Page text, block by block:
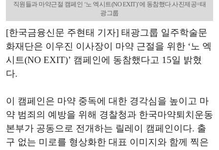
직원들과 마약근절 캠페인 ‘노 엑시트(NO EXIT)’에 동참했다.사진제공=태
광그룹
[한국금융신문 주현태 기자] 태광그룹 일주학술문
화재단은 이우진 이사장이 마약 근절을 위한 ‘노 엑
시트(NO EXIT)’ 캠페인에 동참했다고 15일 밝혔
다.
이 캠페인은 마약 중독에 대한 경각심을 높이고 마
약 범죄의 예방을 위해 경찰청과 한국마약퇴치운동
본부가 공동으로 전개하는 릴레이 캠페인이다. 출
구 없는 미로를 형상화한 대표 이미지와 함께 찍은